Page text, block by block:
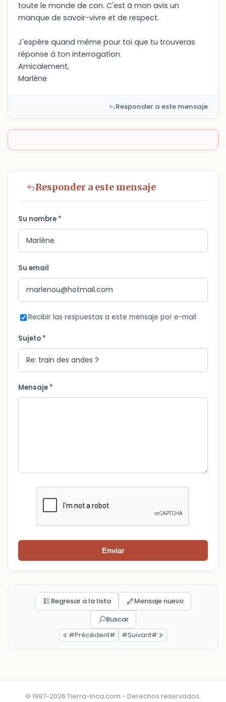
toute le monde de con. C'est à mon avis un
manque de savoir-vivre et de respect.
J'espère quand même pour toi que tu trouveras
réponse à ton interrogation.
Amicalement,
Marlène
Responder a este mensaje
Responder a este mensaje
Su nombre *
Su email
Recibir las respuestas a este mensaje por e-mail
Sujeto *
Mensaje *
Enviar
Regresar a la lista
Mensaje nuevo
Buscar
#Précédent#
#Suivant#
© 1997-2026 Tierra-Inca.com - Derechos reservados.